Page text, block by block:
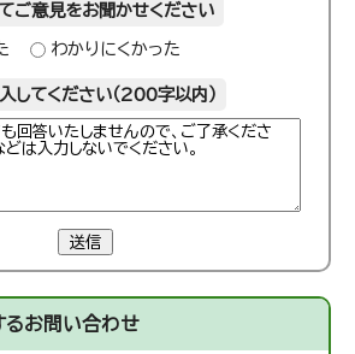
ご意見をお聞かせください
わかりにくかった
してください（200字以内）
送信
るお問い合わせ